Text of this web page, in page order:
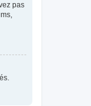
pas